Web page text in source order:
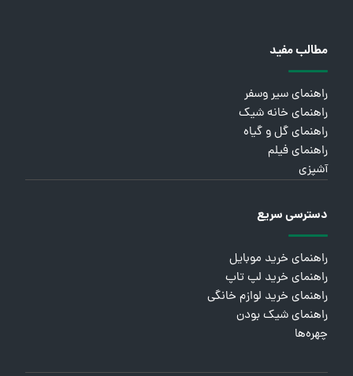
مطالب مفید
راهنمای سیر وسفر
راهنمای خانه شیک
راهنمای گل و گیاه
راهنمای فیلم
آشپزی
دسترسی سریع
راهنمای خرید موبایل
راهنمای خرید لپ تاپ
راهنمای خرید لوازم خانگی
راهنمای شیک بودن
چهره‌ها